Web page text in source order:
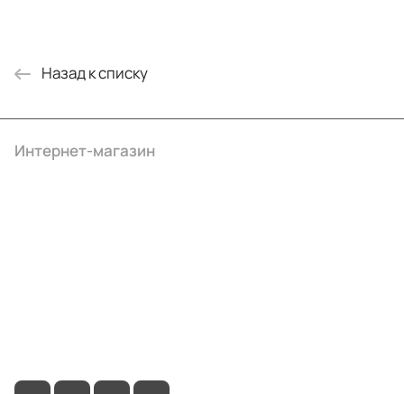
Назад к списку
Интернет-магазин